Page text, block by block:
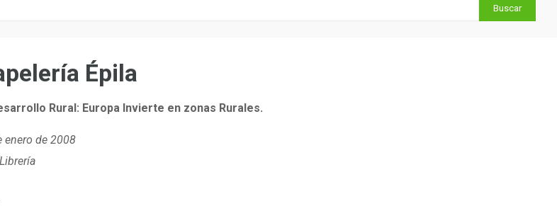
Épila
Rural: Europa Invierte en zonas Rurales.
enero de 2008